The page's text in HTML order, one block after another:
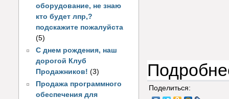
оборудование, не знаю
кто будет лпр,?
подскажите пожалуйста
(5)
С днем рождения, наш
дорогой Клуб
Продажников! (3)
Продажа программного
обеспечения для
Поделиться: